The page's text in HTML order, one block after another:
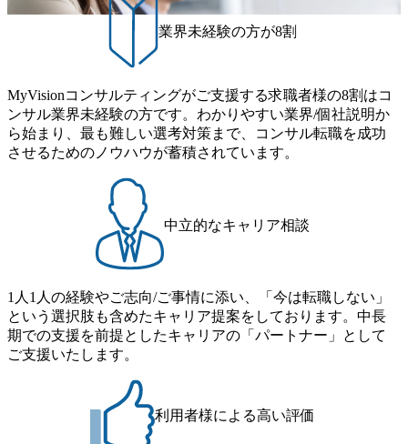
業界未経験の方が8割
MyVisionコンサルティングがご支援する求職者様の8割はコ
ンサル業界未経験の方です。わかりやすい業界/個社説明か
ら始まり、最も難しい選考対策まで、コンサル転職を成功
させるためのノウハウが蓄積されています。
中立的なキャリア相談
1人1人の経験やご志向/ご事情に添い、「今は転職しない」
という選択肢も含めたキャリア提案をしております。中長
期での支援を前提としたキャリアの「パートナー」として
ご支援いたします。
利用者様による高い評価